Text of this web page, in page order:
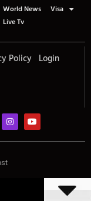
World News
Visa
Live Tv
Policy Login